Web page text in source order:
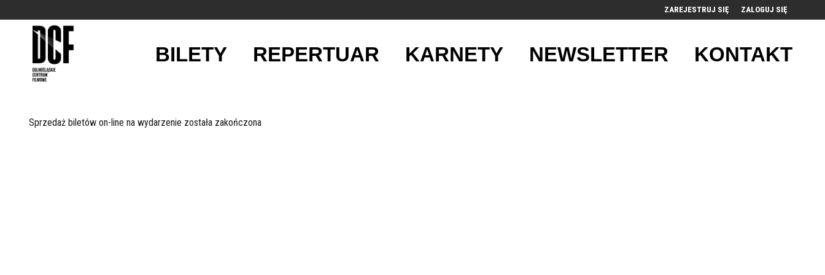
ZAREJESTRUJ SIĘ ZALOGUJ SIĘ
0,00
BILETY REPERTUAR KARNETY NEWSLETTER KONTAKT
Sprzedaż biletów on-line na wydarzenie została zakończona